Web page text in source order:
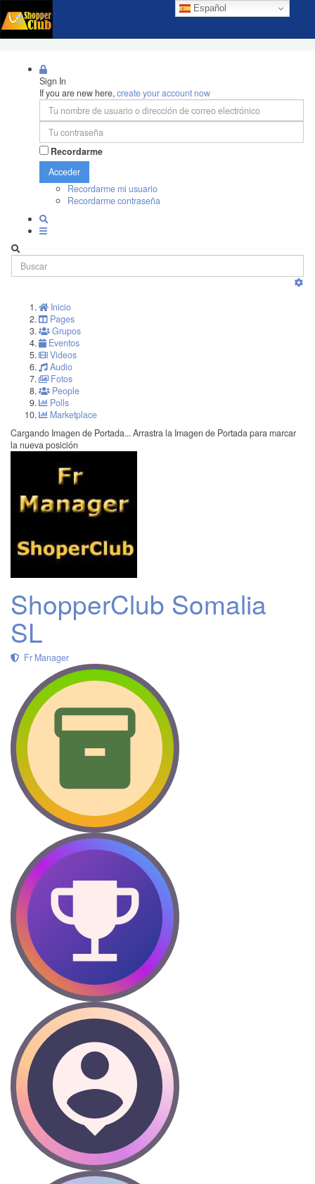
Español
Sign In
If you are new here,create your account now
Recordarme
Acceder
Recordarme mi usuario
Recordarme contraseña
Inicio
Pages
Grupos
Eventos
Videos
Audio
Fotos
People
Polls
Marketplace
Cargando Imagen de Portada... Arrastra la Imagen de Portada para marcar
la nueva posición
ShopperClub Somalia
SL
Fr Manager